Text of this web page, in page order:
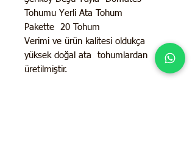
Tohumu Yerli Ata Tohum
Pakette 20 Tohum
Verimi ve ürün kalitesi oldukça
yüksek doğal ata tohumlardan
üretilmiştir.